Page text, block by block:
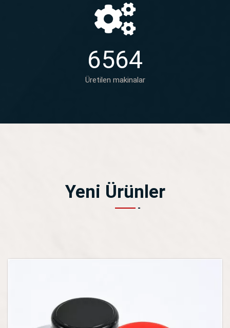
6564
Üretilen makinalar
Yeni Ürünler